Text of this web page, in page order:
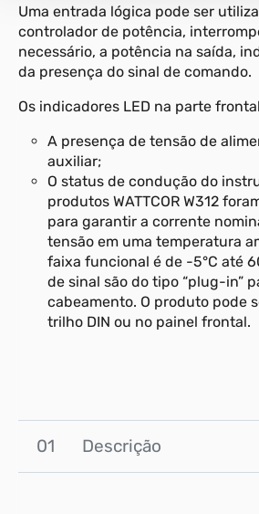
Uma entrada lógica pode ser
controlador de potência,
necessário, a potência na saída,
da presença do sinal de comando.
Os indicadores LED na parte
A presença de tensão de
auxiliar;
O status de condução do
produtos WATTCOR W312
para garantir a corrente
tensão em uma temperatura
faixa funcional é de -5°C até
de sinal são do tipo “plug-in”
cabeamento. O produto pode
trilho DIN ou no painel frontal.
01 Descrição